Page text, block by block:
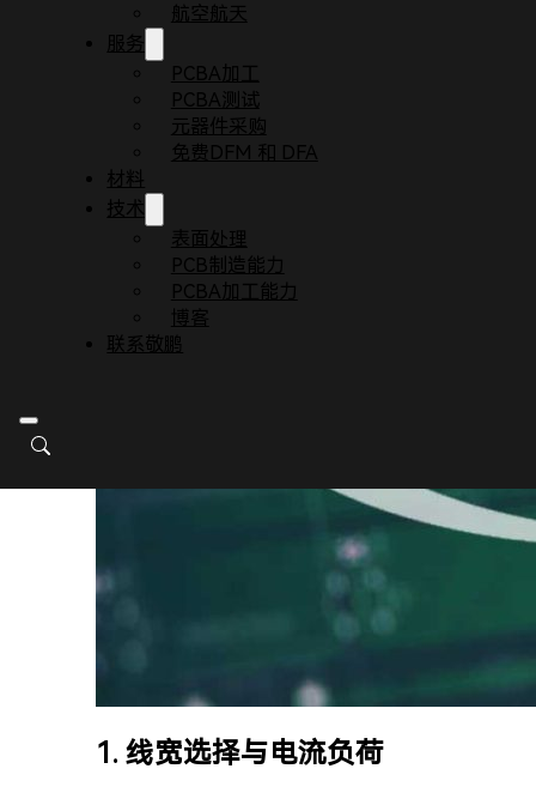
航空航天
服务
PCBA加工
PCBA测试
元器件采购
免费DFM 和 DFA
材料
技术
表面处理
PCB制造能力
PCBA加工能力
博客
联系敬鹏
1. 线宽选择与电流负荷